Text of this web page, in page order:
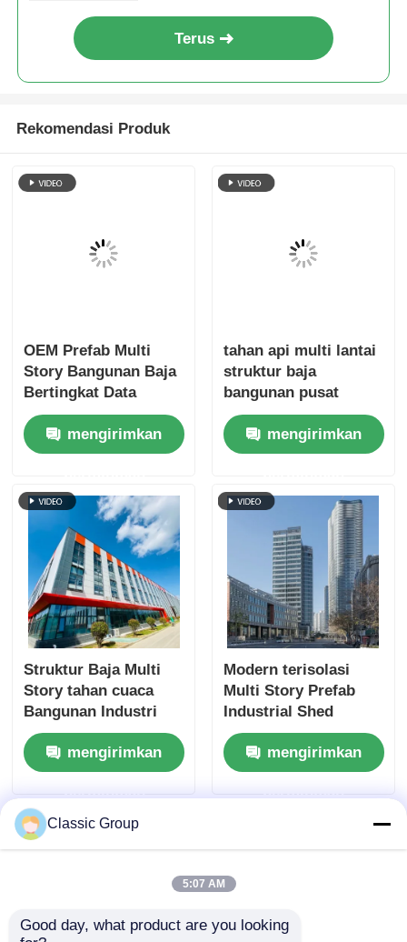
Terus
Rekomendasi Produk
OEM Prefab Multi
Story Bangunan Baja
Bertingkat Data
Center Fireproofing
mengirimkan
tahan api multi lantai
struktur baja
bangunan pusat
perbelanjaan prefab
manufaktur ODM
mengirimkan
Struktur Baja Multi
Story tahan cuaca
Bangunan Industri
Custom
mengirimkan
permintaan
Modern terisolasi
Multi Story Prefab
Industrial Shed
Struktur baja
Bangunan komersial
mengirimkan
permintaan
Classic Group
5:07 AM
Good day, what product are you looking